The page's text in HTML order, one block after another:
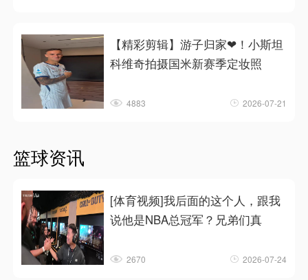
【精彩剪辑】游子归家❤！小斯坦
科维奇拍摄国米新赛季定妆照
4883 2026-07-21
篮球资讯
[体育视频]我后面的这个人，跟我
说他是NBA总冠军？兄弟们真
2670 2026-07-24